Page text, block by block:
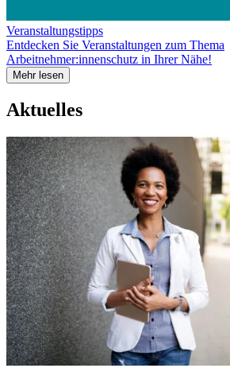
Veranstaltungstipps
Entdecken Sie Veranstaltungen zum Thema
Arbeitnehmer:innenschutz in Ihrer Nähe!
Mehr lesen
Aktuelles